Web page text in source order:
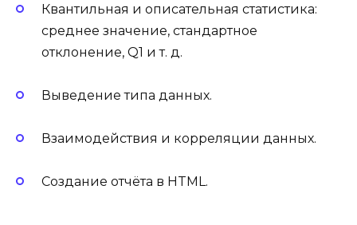
Квантильная и описательная статистика:
среднее значение, стандартное
отклонение, Q1 и т. д.
Выведение типа данных.
Взаимодействия и корреляции данных.
Создание отчёта в HTML.